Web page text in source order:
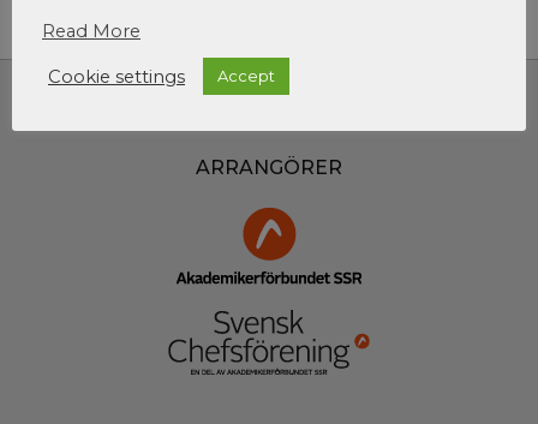
ARRANGÖRER
Read More
Cookie settings Accept